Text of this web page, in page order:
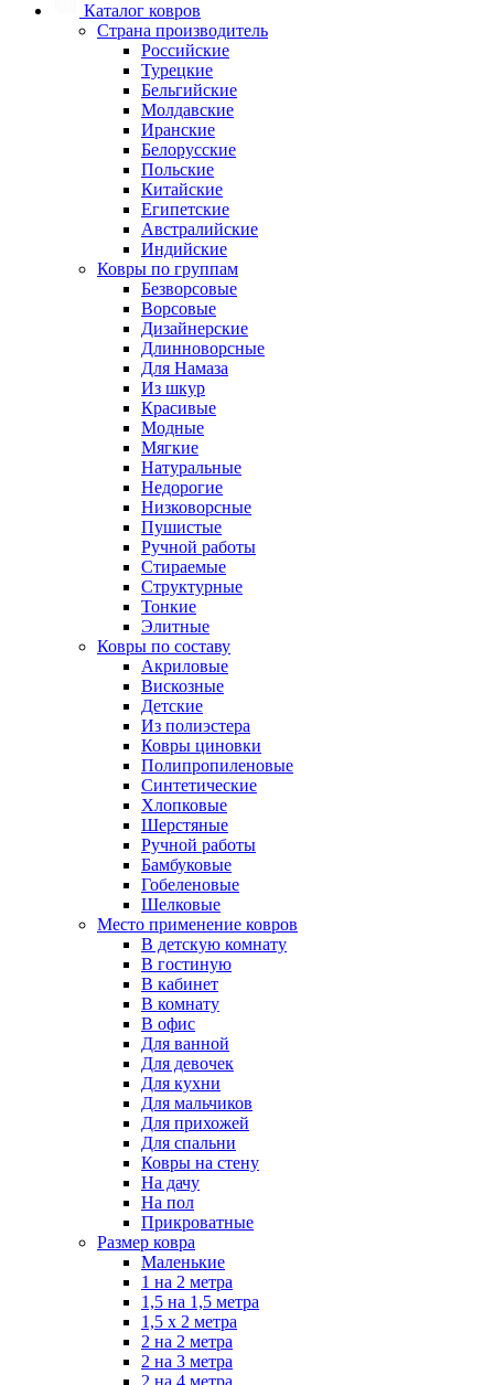
Каталог ковров
Страна производитель
Российские
Турецкие
Бельгийские
Молдавские
Иранские
Белорусские
Польские
Китайские
Египетские
Австралийские
Индийские
Ковры по группам
Безворсовые
Ворсовые
Дизайнерские
Длинноворсные
Для Намаза
Из шкур
Красивые
Модные
Мягкие
Натуральные
Недорогие
Низковорсные
Пушистые
Ручной работы
Стираемые
Структурные
Тонкие
Элитные
Ковры по составу
Акриловые
Вискозные
Детские
Из полиэстера
Ковры циновки
Полипропиленовые
Синтетические
Хлопковые
Шерстяные
Ручной работы
Бамбуковые
Гобеленовые
Шелковые
Место применение ковров
В детскую комнату
В гостиную
В кабинет
В комнату
В офис
Для ванной
Для девочек
Для кухни
Для мальчиков
Для прихожей
Для спальни
Ковры на стену
На дачу
На пол
Прикроватные
Размер ковра
Маленькие
1 на 2 метра
1,5 на 1,5 метра
1,5 х 2 метра
2 на 2 метра
2 на 3 метра
2 на 4 метра